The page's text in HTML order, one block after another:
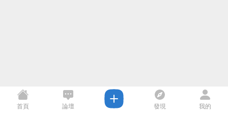
首頁 論壇 發現 我的